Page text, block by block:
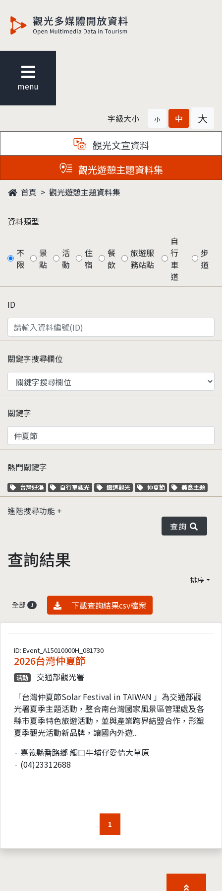
menu
字級大小 小 中 大
觀光文宣資料
觀光遊憩主題資料集
首頁 觀光遊憩主題資料集
資料類型
不
限
景
點
活
動
住
宿
餐
飲
旅遊服
務站點
自
行
車
道
步
道
ID
關鍵字搜尋欄位
關鍵字
熱門關鍵字
關鍵字標籤
台灣好湯 關鍵字標籤
自行車觀光 關鍵字標籤
鐵道觀光 關鍵字標籤
仲夏節 關鍵字標籤
美食主題
進階搜尋功能
查詢
查詢結果
排序
全部 1 資料下載
下載查詢結果csv檔案
ID: Event_A15010000H_081730
2026台灣仲夏節
活動
交通部觀光署
「台灣仲夏節Solar Festival in TAIWAN 」為交通部觀
光署夏季主題活動，整合南台灣國家風景區管理處及各
縣市夏季特色旅遊活動，並與產業跨界結盟合作，形塑
夏季觀光活動新品牌，讓國內外遊..
嘉義縣番路鄉 觸口牛埔仔愛情大草原
(04)23312688
1